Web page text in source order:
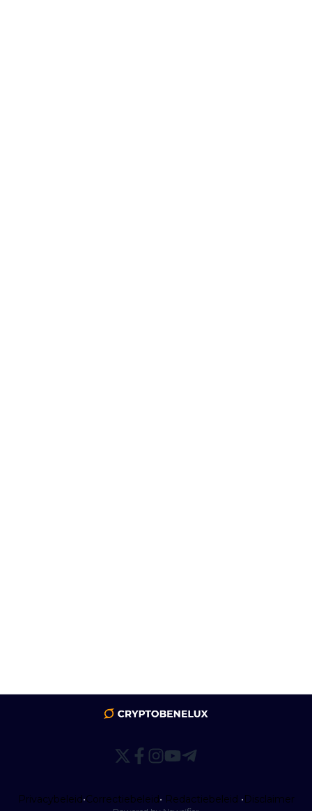
Privacybeleid•Correctiebeleid• Redactiebeleid •Disclaimer